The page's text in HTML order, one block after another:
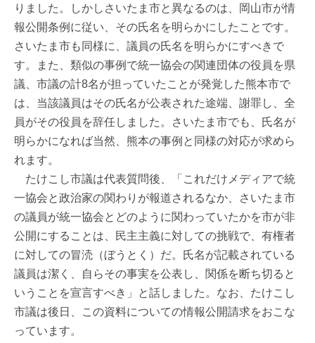
りました。しかしさいたま市と異なるのは、岡山市が情
報公開条例に従い、その氏名を明らかにしたことです。
さいたま市も同様に、議員の氏名を明らかにすべきで
す。また、類似の事例で統一協会の関連団体の役員を県
議、市議の計8名が担っていたことが発覚した熊本市で
は、当該議員はその氏名が公表された途端、謝罪し、全
員がその役員を辞任しました。さいたま市でも、氏名が
明らかになれば当然、熊本の事例と同様の対応が求めら
れます。
たけこし市議は代表質問後、「これだけメディアで統
一協会と政治家の関わりが報道されるなか、さいたま市
の議員が統一協会とどのように関わっていたかを市が非
公開にすることは、民主主義に対しての挑戦で、有権者
に対しての冒涜（ぼうとく）だ。氏名が記載されている
議員は潔く、自らその事実を公表し、関係を断ち切ると
いうことを宣言すべき」と話しました。なお、たけこし
市議は後日、この資料についての情報公開請求をおこな
っています。